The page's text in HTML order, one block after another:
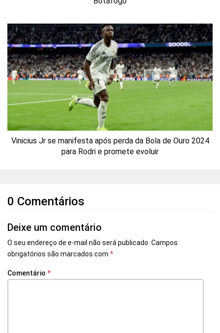
Vinicius Jr se manifesta após perda da Bola de Ouro 2024
para Rodri e promete evoluir
0 Comentários
Deixe um comentário
O seu endereço de e-mail não será publicado. Campos
obrigatórios são marcados com *
Comentário *